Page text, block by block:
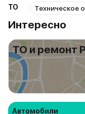
ТО Техническое
Интересно
ТО и ремонт
Автомобили